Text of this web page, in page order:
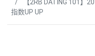
【2RB DATING 101】
指数UP UP